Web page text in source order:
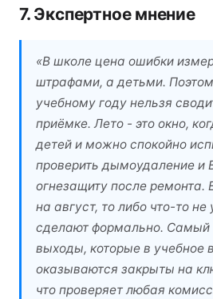
7. Экспертное мнение
«В школе цена ошибки
штрафами, а детьми.
учебному году нельзя
приёмке. Лето - это окно,
детей и можно спокойно
проверить дымоудаление и
огнезащиту после ремонта.
на август, то либо что-то не
сделают формально. Самый
выходы, которые в учебное
оказываются закрыты на
что проверяет любая